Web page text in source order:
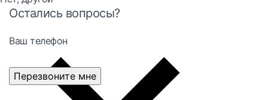
Остались вопросы?
Ваш телефон
Перезвоните мне